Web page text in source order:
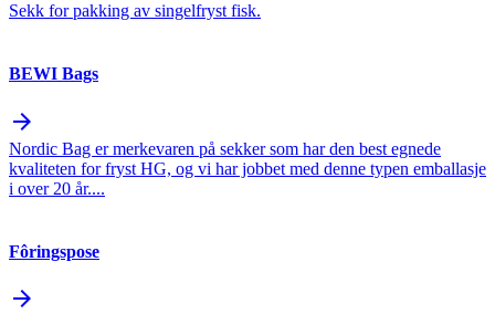
Sekk for pakking av singelfryst fisk.
BEWI Bags
arrow_forward
Nordic Bag er merkevaren på sekker som har den best egnede
kvaliteten for fryst HG, og vi har jobbet med denne typen emballasje
i over 20 år....
Fôringspose
arrow_forward